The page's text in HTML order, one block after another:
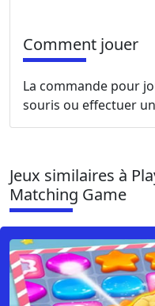
Comment jouer
La commande pour
souris ou effectuer
Jeux similaires à
Matching Game